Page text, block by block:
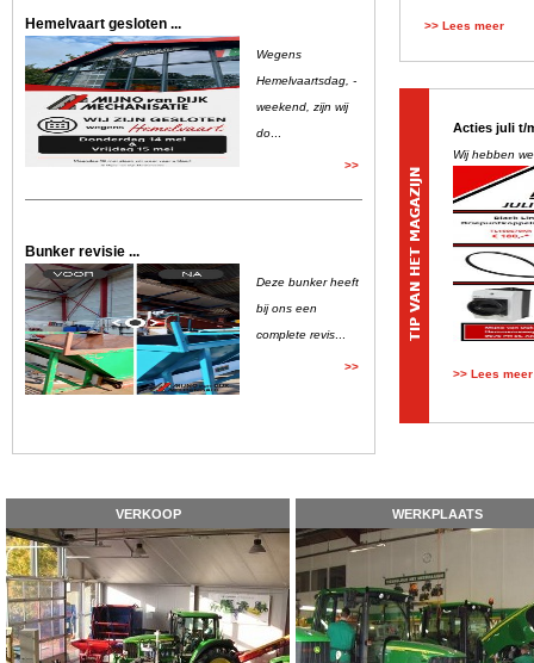
Hemelvaart gesloten ...
Wegens
Hemelvaartsdag, -
weekend, zijn wij
do
>>
Bunker revisie ...
Deze bunker heeft
bij ons een
complete revis
>>
>> Lees meer
Acties juli t/
Wij hebben
>> Lees meer
VERKOOP WERKPLAATS